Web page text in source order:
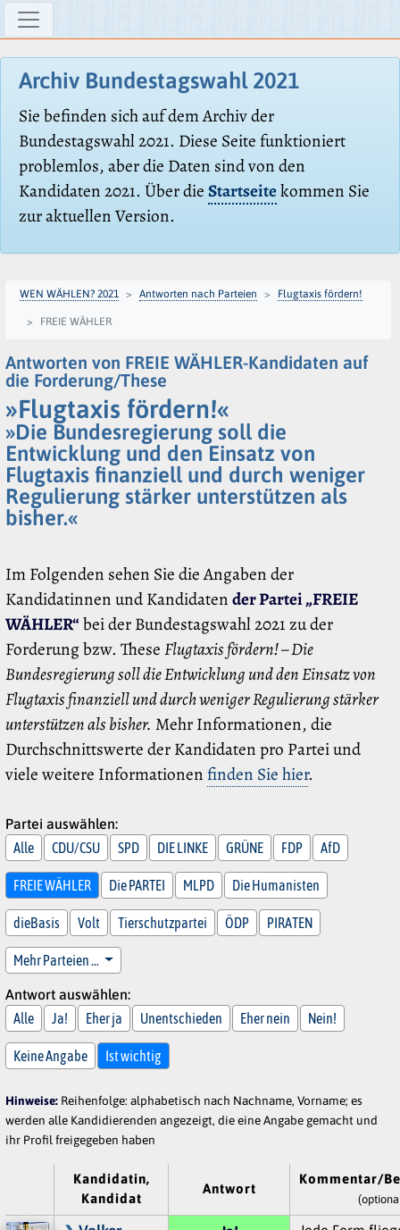
Archiv Bundestagswahl 2021
Sie befinden sich auf dem Archiv der
Bundestagswahl 2021. Diese Seite funktioniert
problemlos, aber die Daten sind von den
Kandidaten 2021. Über dieStartseitekommen Sie
zur aktuellen Version.
WEN WÄHLEN? 2021 Antworten nach Parteien Flugtaxis fördern!
FREIE WÄHLER
Antworten von FREIE WÄHLER-Kandidaten auf
die Forderung/These
»Flugtaxis fördern!«
»Die Bundesregierung soll die
Entwicklung und den Einsatz von
Flugtaxis finanziell und durch weniger
Regulierung stärker unterstützen als
bisher.«
Im Folgenden sehen Sie die Angaben der
Kandidatinnen und Kandidatender Partei „FREIE
WÄHLER“bei der Bundestagswahl 2021 zu der
Forderung bzw. TheseFlugtaxis fördern! – Die
Bundesregierung soll die Entwicklung und den Einsatz von
Flugtaxis finanziell und durch weniger Regulierung stärker
unterstützen als bisher. Mehr Informationen, die
Durchschnittswerte der Kandidaten pro Partei und
viele weitere Informationen finden Sie hier.
Partei auswählen:
Alle
CDU/CSU SPD DIE LINKE GRÜNE FDP AfD
FREIE WÄHLER Die PARTEI MLPD Die Humanisten
dieBasis Volt Tierschutzpartei ÖDP PIRATEN
Mehr Parteien …
Antwort auswählen:
Alle
Ja! Eher ja Unentschieden Eher nein Nein!
Keine Angabe Ist wichtig
Hinweise: Reihenfolge: alphabetisch nach Nachname, Vorname; es
werden alle Kandidierenden angezeigt, die eine Angabe gemacht und
ihr Profil freigegeben haben
Kandidatin,
Kandidat
Antwort
Kommentar/